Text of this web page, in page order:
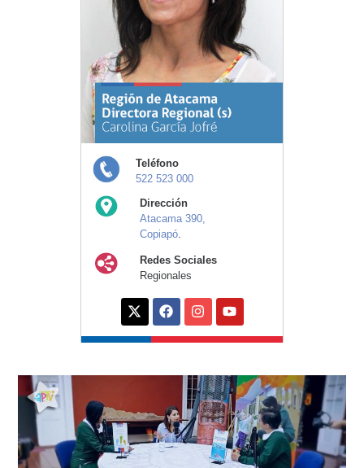
Teléfono
522 523 000
Dirección
Atacama 390,
Copiapó
Redes Sociales
Regionales